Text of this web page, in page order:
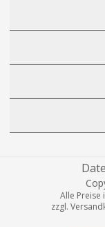
Alle Preise
zzgl.